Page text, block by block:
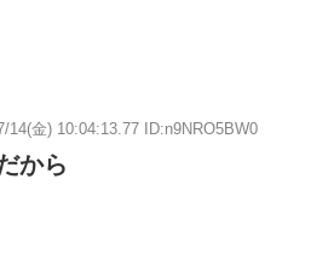
14(金) 10:04:13.77 ID:n9NRO5BW0
から